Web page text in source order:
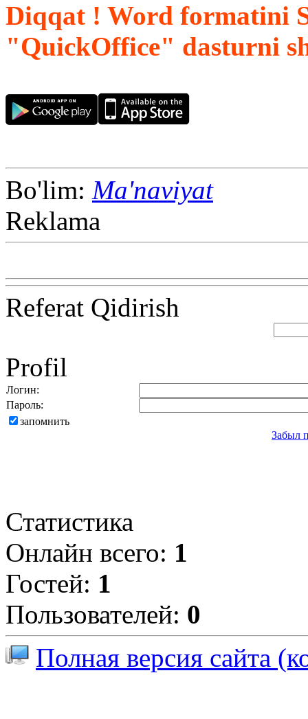
Diqqat ! Word formatini
"QuickOffice" dasturni
Bo'lim: Ma'naviyat
Reklama
Referat Qidirish
Profil
Логин:
Пароль:
запомнить
Забыл
Статистика
Онлайн всего: 1
Гостей: 1
Пользователей: 0
Полная версия сайта